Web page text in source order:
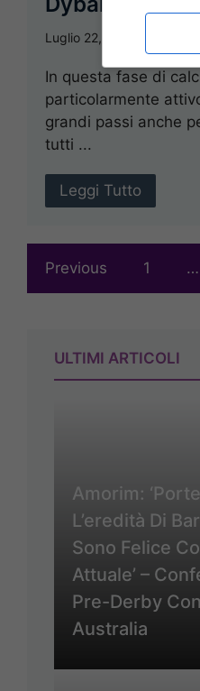
Luglio 22, 2023
In questa fase di
particolarmente
grandi passi anche
tutti ...
Leggi Tutto
Previous 1 …
ULTIMI ARTICOLI
Amorim:
L’eredità Di
Sono Felice
Attuale’ –
Pre-Derby
Australia